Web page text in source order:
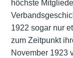
höchste
1922 sogar nur
zum Zeitpunkt
November 1923